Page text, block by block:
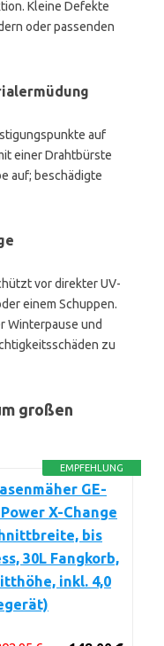
Kleine Defekte
oder passenden
auf
einer Drahtbürste
auf; beschädigte
vor direkter UV-
einem Schuppen.
Winterpause und
zu
großen
EMPFEHLUNG
GE-
X-Change
bis
30L Fangkorb,
inkl. 4,0